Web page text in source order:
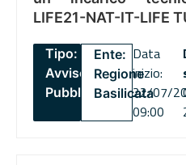
LIFE21-NAT-IT-LIFE
Tipo:
Avviso
Pubblico
Ente:
Regione
Basilicata
Data
inizio:
22/07/
09:00